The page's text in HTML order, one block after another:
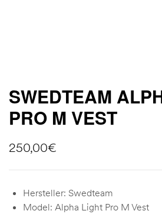
SWEDTEAM
PRO M VEST
250,00€
Hersteller: Swedteam
Model: Alpha Light Pro M Vest